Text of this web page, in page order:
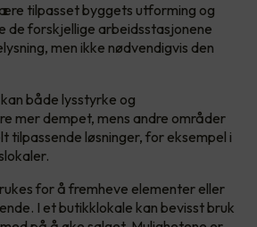
tilpasset byggets utforming og
de forskjellige arbeidsstasjonene
men ikke nødvendigvis den
både lysstyrke og
mer dempet, mens andre områder
tilpassende løsninger, for eksempel i
for å fremheve elementer eller
I et butikklokale kan bevisst bruk